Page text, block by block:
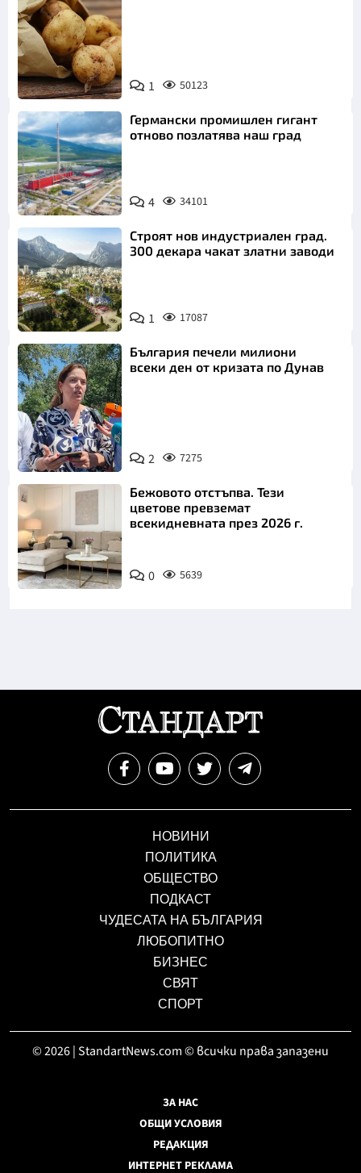
Коментар*
Снимка:
Пиксабей
1 50123
Германски промишлен гигант
отново позлатява наш град
4 34101
Строят нов индустриален град.
300 декара чакат златни заводи
1 17087
Снимка: БТА
България печели милиони
всеки ден от кризата по Дунав
2 7275
Бежовото отстъпва. Тези
цветове превземат
всекидневната през 2026 г.
0 5639
НОВИНИ
ПОЛИТИКА
ОБЩЕСТВО
ПОДКАСТ
ЧУДЕСАТА НА БЪЛГАРИЯ
ЛЮБОПИТНО
БИЗНЕС
СВЯТ
СПОРТ
© 2026 | StandartNews.com © всички права запазени
ЗА НАС
ОБЩИ УСЛОВИЯ
РЕДАКЦИЯ
ИНТЕРНЕТ РЕКЛАМА